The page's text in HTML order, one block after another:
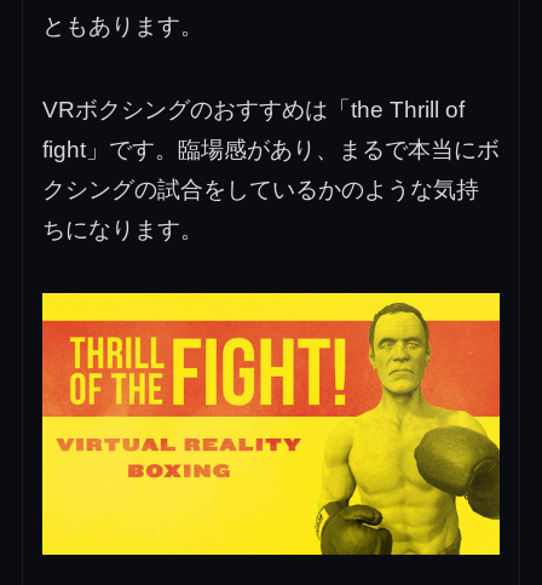
ともあります。
VRボクシングのおすすめは「the Thrill of
fight」です。臨場感があり、まるで本当にボ
クシングの試合をしているかのような気持
ちになります。